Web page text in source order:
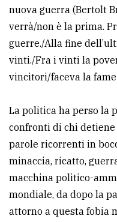
nuova guerra (Bertolt
verrà/non è la prima.
guerre./Alla fine
vinti./Fra i vinti la
vincitori/faceva la
La politica ha perso la
confronti di chi
parole ricorrenti in
minaccia, ricatto,
macchina politico-
mondiale, da dopo la
attorno a questa fobia